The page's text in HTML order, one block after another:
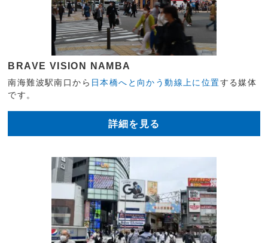
BRAVE VISION NAMBA
南海難波駅南口から 日本橋へと向かう動線上に位置する媒体
です。
詳細を見る